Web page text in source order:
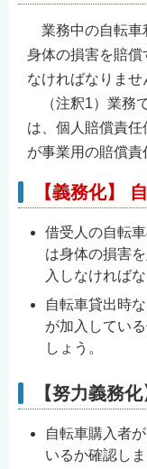
業務中の自転車
身体の損害を賠償
なければなりませ
（注釈1）業務
は、個人賠償責
が事業用の賠償責
【義務化】
借受人の自転
は身体の損害
入しなければな
自転車貸出時
が加入してい
しょう。
【努力義務
自転車購入者
いるか確認しま